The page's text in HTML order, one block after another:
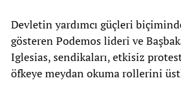
Devletin yardımcı güçleri
gösteren Podemos lideri ve
Iglesias, sendikaları, etkisiz
öfkeye meydan okuma rollerini